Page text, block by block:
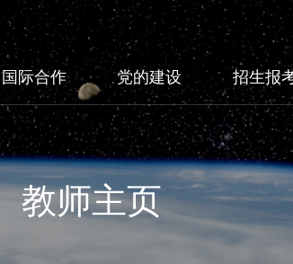
国际合作 党的建设 招生报
教师主页